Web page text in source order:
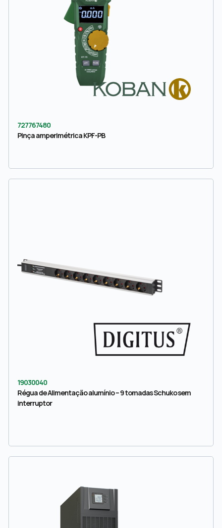
727767480
Pinça amperimétrica KPF-PB
19030040
Régua de Alimentação alumínio – 9 tomadas Schuko sem
interruptor